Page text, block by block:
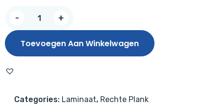
-
XL
V2
Olympus
+
Toevoegen Aan Winkelwagen
Categories: Laminaat, Rechte Plank